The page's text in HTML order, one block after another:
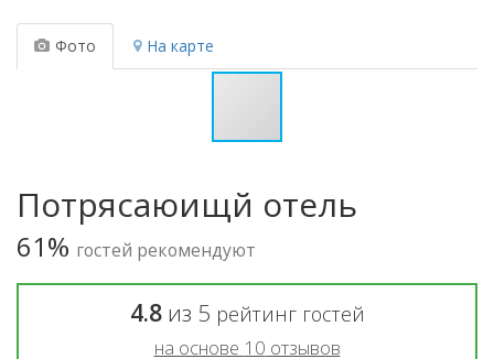
Фото На карте
Потрясаюищй отель
61% гостей рекомендуют
4.8из 5 рейтинг гостей
на основе 10 отзывов